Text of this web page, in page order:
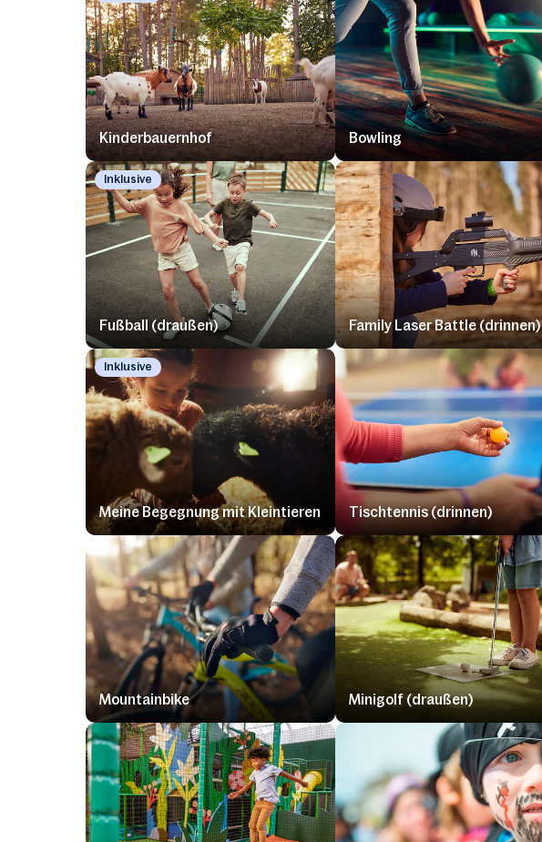
Kinderbauernhof Bowling
Inklusive
Fußball (draußen) Family Laser Battle (drinnen)
Inklusive
Meine Begegnung mit Kleintieren Tischtennis (drinnen)
Mountainbike Minigolf (draußen)